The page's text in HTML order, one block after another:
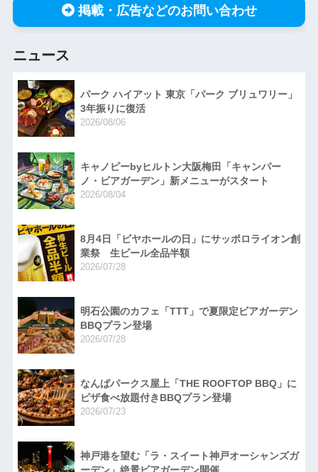
掲載・広告などのお問い合わせ
ニュース
パーク ハイアット 東京「パーク ブリュワリー」
3年振りに復活
2026/08/06
キャノピーbyヒルトン大阪梅田「キャンパー
ノ・ビアガーデン」新メニューがスタート
2026/08/04
8月4日「ビヤホールの日」にサッポロライオン創
業祭 生ビール全品半額
2026/07/28
明石公園のカフェ「TTT」で夏限定ビアガーデン
BBQプラン登場
2026/07/28
なんばパークス屋上「THE ROOFTOP BBQ」に
ピザ食べ放題付きBBQプラン登場
2026/07/23
神戸港を望む「ラ・スイート神戸オーシャンズガ